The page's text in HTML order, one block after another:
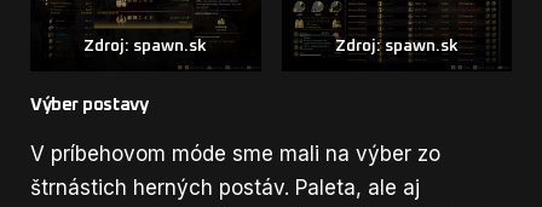
Zdroj: spawn.sk Zdroj: spawn.sk
Výber postavy
V príbehovom móde sme mali na výber zo
štrnástich herných postáv. Paleta, ale aj